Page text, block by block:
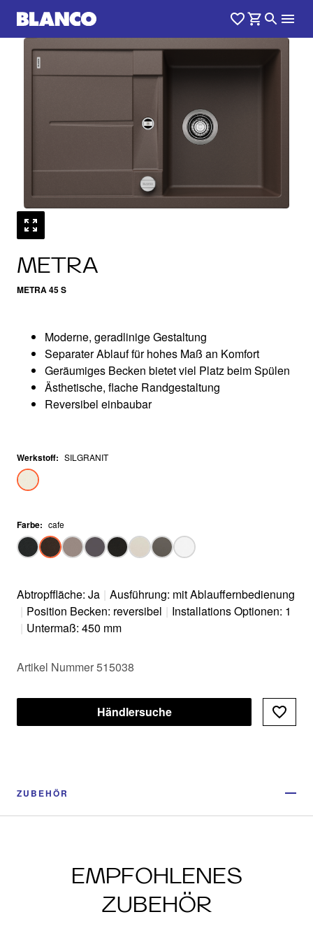
METRA
METRA 45 S
1 /0
Moderne, geradlinige Gestaltung
Separater Ablauf für hohes Maß an Komfort
Geräumiges Becken bietet viel Platz beim Spülen
Ästhetische, flache Randgestaltung
Reversibel einbaubar
Werkstoff: SILGRANIT
Farbe: cafe
Abtropffläche: Ja | Ausführung: mit Ablauffernbedienung
| Position Becken: reversibel | Installations Optionen: 1
| Untermaß: 450 mm
Artikel Nummer 515038
Händlersuche
ZUBEHÖR
EMPFOHLENES
ZUBEHÖR